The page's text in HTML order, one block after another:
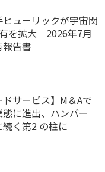
ューリックが宇宙関
を拡大 2026年7月
告書
ドサービス】M＆Aで
態に進出、ハンバー
く第2 の柱に